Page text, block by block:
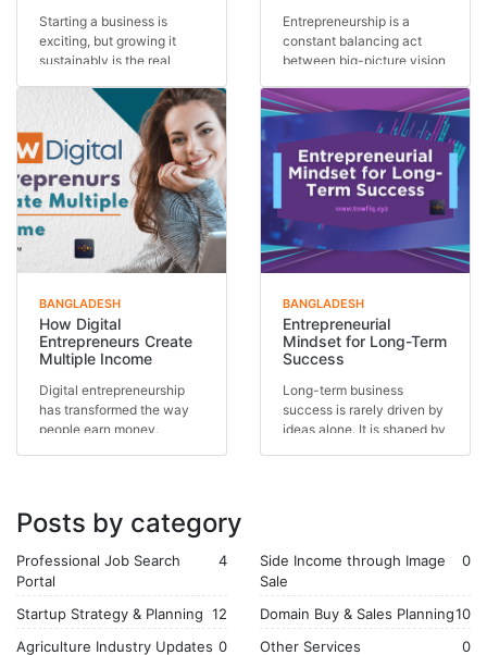
Starting a business is
exciting, but growing it
sustainably is the real
Entrepreneurship is a
constant balancing act
between big-picture vision
BANGLADESH
How Digital
Entrepreneurs Create
Multiple Income
Digital entrepreneurship
has transformed the way
people earn money.
BANGLADESH
Entrepreneurial
Mindset for Long-Term
Success
Long-term business
success is rarely driven by
ideas alone. It is shaped by
Posts by category
Professional Job Search
Portal
4
Side Income through Image
Sale
0
Startup Strategy & Planning 12 Domain Buy & Sales Planning10
Agriculture Industry Updates 0 Other Services
0